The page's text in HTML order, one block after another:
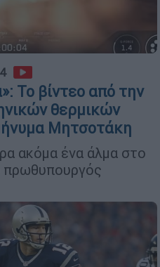
Το βίντεο από την
θερμικών
Μητσοτάκη
ακόμα ένα άλμα στο
πρωθυπουργός